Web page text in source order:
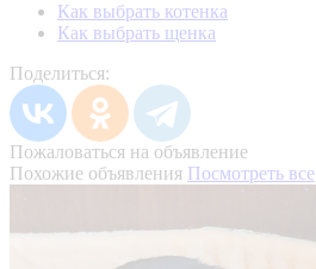
Как выбрать котенка
Как выбрать щенка
Поделиться:
Пожаловаться на объявление
Похожие объявления Посмотреть все